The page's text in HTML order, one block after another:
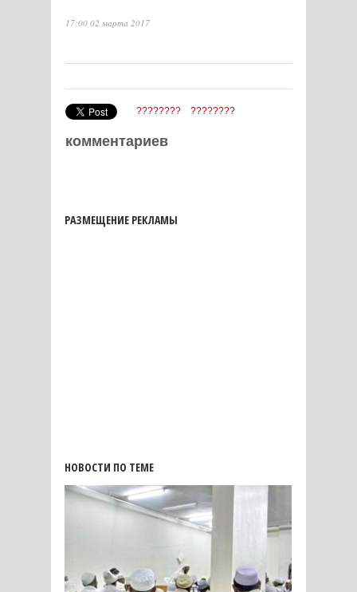
17:00 02 марта 2017
???????? ????????
комментариев
РАЗМЕЩЕНИЕ РЕКЛАМЫ
НОВОСТИ ПО ТЕМЕ